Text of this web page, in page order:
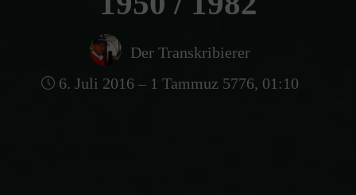
Der Transkribierer
6. Juli 2016 – 1 Tammuz 5776, 01:10